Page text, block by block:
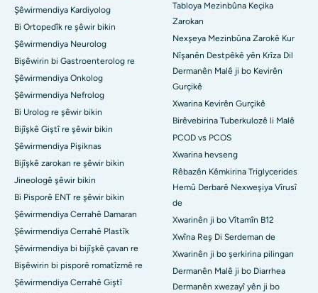
Şêwirmendiya Kardiyolog
Bi Ortopedîk re şêwir bikin
Şêwirmendiya Neurolog
Bişêwirin bi Gastroenterolog re
Şêwirmendiya Onkolog
Şêwirmendiya Nefrolog
Bi Urolog re şêwir bikin
Bijîşkê Giştî re şêwir bikin
Şêwirmendiya Pişiknas
Bijîşkê zarokan re şêwir bikin
Jineologê şêwir bikin
Bi Pisporê ENT re şêwir bikin
Şêwirmendiya Cerrahê Damaran
Şêwirmendiya Cerrahê Plastîk
Şêwirmendiya bi bijîşkê çavan re
Bişêwirin bi pisporê romatîzmê re
Şêwirmendiya Cerrahê Giştî
Tabloya Mezinbûna Keçika
Zarokan
Nexşeya Mezinbûna Zarokê Kur
Nîşanên Destpêkê yên Krîza Dil
Dermanên Malê ji bo Kevirên
Gurçikê
Xwarina Kevirên Gurçikê
Birêvebirina Tuberkulozê li Malê
PCOD vs PCOS
Xwarina hevseng
Rêbazên Kêmkirina Triglycerides
Hemû Derbarê Nexweşiya Vîrusî
de
Xwarinên ji bo Vîtamîn B12
Xwîna Reş Di Serdeman de
Xwarinên ji bo şerkirina pilingan
Dermanên Malê ji bo Diarrhea
Dermanên xwezayî yên ji bo